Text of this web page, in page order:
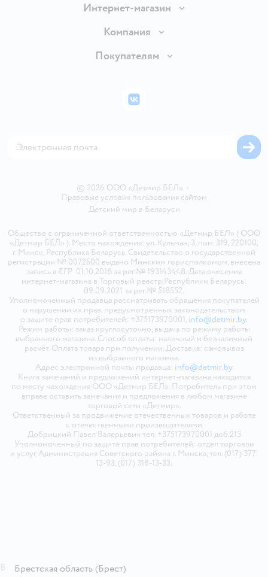
Интернет-магазин
Доставка и оплата
Правила продажи
Политика использования файлов cookie
Компания
Вакансии
Покупателям
Бонусные карты
© 2026 ООО «Детмир БЕЛ» •
Правовые условия пользования сайтом
Детский мир в Беларуси
Общество с ограниченной ответственностью «Детмир БЕЛ» ( ООО
«Детмир БЕЛ» ). Место нахождения: ул. Кульман, 3, пом. 319, 220100,
г. Минск, Республика Беларусь. Свидетельство о государственной
регистрации № 0072500 выдано Минским горисполкомом, внесена
запись в ЕГР 01.10.2018 за рег.№ 193143448. Дата внесения
интернет-магазина в Торговый реестр Республики Беларусь:
09.09.2021 за рег.№ 518552.
Уполномоченный продавца рассматривать обращения покупателей
о нарушении их прав, предусмотренных законодательством
о защите прав потребителей: +375173970001, info@detmir.by.
Режим работы: заказ круглосуточно, выдача по режиму работы
выбранного магазина. Способ оплаты: наличный и безналичный
расчёт. Оплата товара при получении. Доставка: самовывоз
из выбранного магазина.
Адрес электронной почты продавца: info@detmir.by
Книга замечаний и предложений интернет-магазина находится
по месту нахождения ООО «Детмир БЕЛ». Потребитель при этом
вправе оставить замечания и предложения в любом магазине
торговой сети «Детмир».
Ответственный за продвижение отечественных товаров и работе
с отечественными производителями
Добрицкий Павел Валерьевич тел. +375173970001 доб.213
Уполномоченный по защите прав потребителей: отдел торговли
и услуг Администрация Советского района г. Минска, тел. (017) 377-
13-93, (017) 318-13-33.
ВКонтакте
Брестская область (Брест)